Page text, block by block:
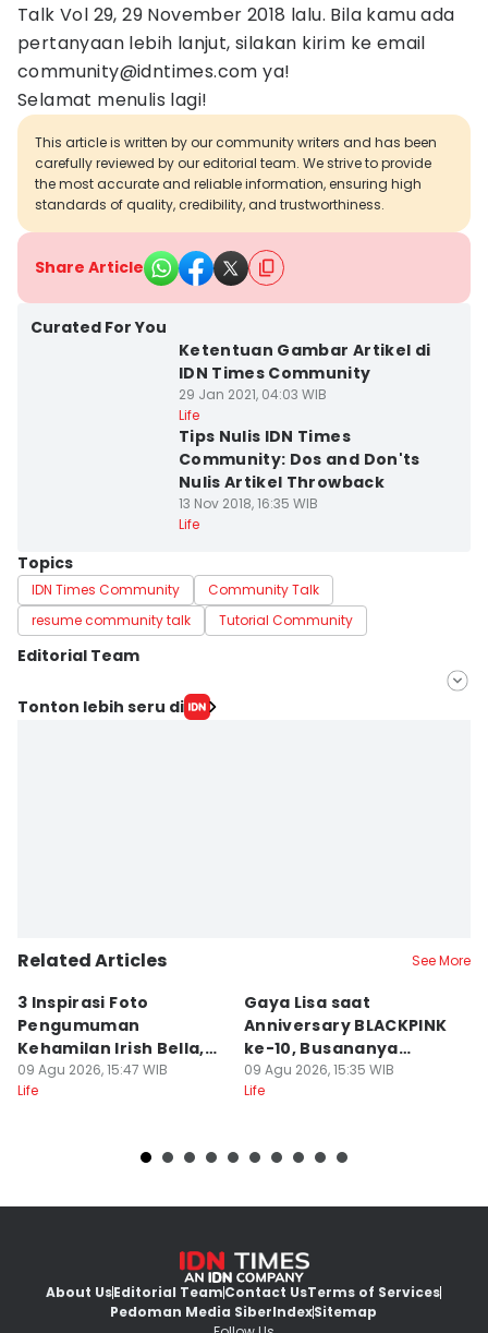
Talk Vol 29, 29 November 2018 lalu. Bila kamu ada
pertanyaan lebih lanjut, silakan kirim ke email
community@idntimes.com ya!
Selamat menulis lagi!
This article is written by our community writers and has been
carefully reviewed by our editorial team. We strive to provide
the most accurate and reliable information, ensuring high
standards of quality, credibility, and trustworthiness.
Share Article
Curated For You
Ketentuan Gambar Artikel di
IDN Times Community
29 Jan 2021, 04:03 WIB
Life
Tips Nulis IDN Times
Community: Dos and Don'ts
Nulis Artikel Throwback
13 Nov 2018, 16:35 WIB
Life
Topics
IDN Times Community
Community Talk
resume community talk
Tutorial Community
Editorial Team
Editor
Tonton lebih seru di
Related Articles See More
3 Inspirasi Foto
Pengumuman
Kehamilan Irish Bella,
Berhias Doodle Unik
09 Agu 2026, 15:47 WIB
Life
Gaya Lisa saat
Anniversary BLACKPINK
ke-10, Busananya
Ekstra!
09 Agu 2026, 15:35 WIB
Life
About UsEditorial TeamContact UsTerms of Services
Pedoman Media SiberIndexSitemap